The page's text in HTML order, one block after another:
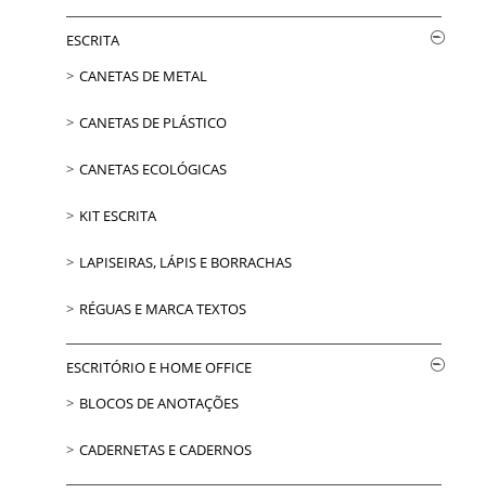
ESCRITA
CANETAS DE METAL
CANETAS DE PLÁSTICO
CANETAS ECOLÓGICAS
KIT ESCRITA
LAPISEIRAS, LÁPIS E BORRACHAS
RÉGUAS E MARCA TEXTOS
ESCRITÓRIO E HOME OFFICE
BLOCOS DE ANOTAÇÕES
CADERNETAS E CADERNOS